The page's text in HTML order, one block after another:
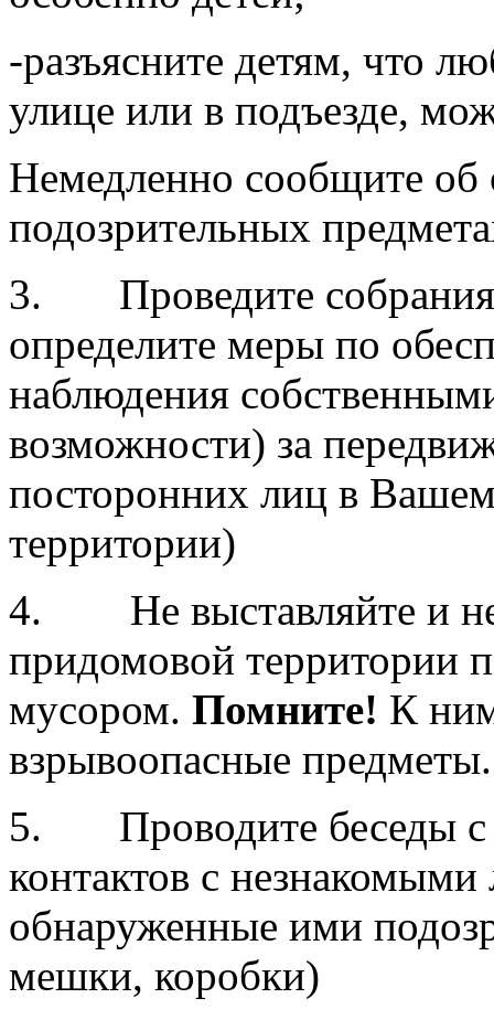
-разъясните детям, что
улице или в подъезде,
Немедленно сообщите
подозрительных
3. Проведите собрания
определите меры по
наблюдения
возможности) за
посторонних лиц в
территории)
4. Не выставляйте и не
придомовой территории
мусором. Помните! К
взрывоопасные предметы.
5. Проводите беседы с
контактов с незнакомыми
обнаруженные ими
мешки, коробки)